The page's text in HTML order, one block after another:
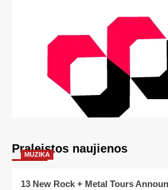
Praleistos naujienos
MUZIKA
13 New Rock + Metal Tours